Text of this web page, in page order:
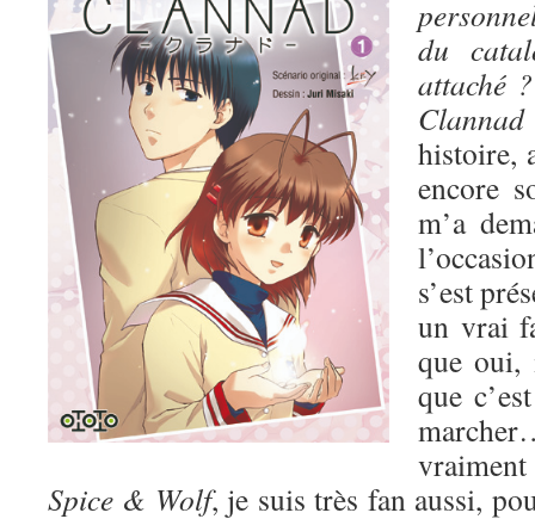
du
attaché ?
histoire,
encore
m’a
s’est
un vrai
que
que
Spice & Wolf, je suis très fan aussi,